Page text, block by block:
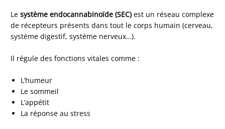
Lesystème endocannabinoïde (SEC) est un réseau complexe
de récepteurs présents dans tout le corps humain (cerveau,
système digestif, système nerveux…).
Il régule des fonctions vitales comme :
L’humeur
Le sommeil
L’appétit
La réponse au stress